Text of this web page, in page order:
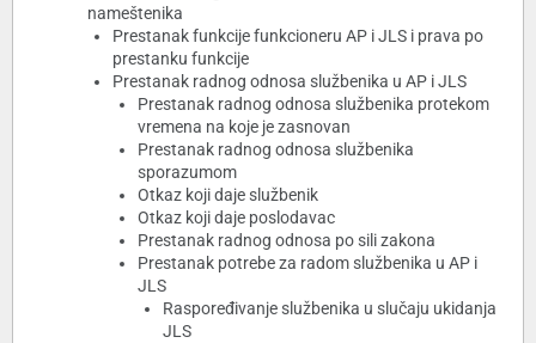
nameštenika
Prestanak funkcije funkcioneru AP i JLS i prava po
prestanku funkcije
Prestanak radnog odnosa službenika u AP i JLS
Prestanak radnog odnosa službenika protekom
vremena na koje je zasnovan
Prestanak radnog odnosa službenika
sporazumom
Otkaz koji daje službenik
Otkaz koji daje poslodavac
Prestanak radnog odnosa po sili zakona
Prestanak potrebe za radom službenika u AP i
JLS
Raspoređivanje službenika u slučaju ukidanja
JLS